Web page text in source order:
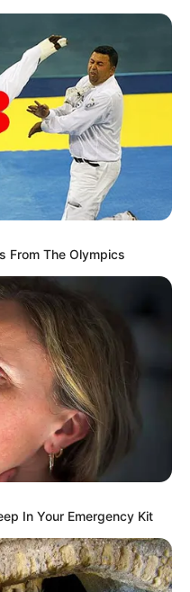
From The Olympics
In Your Emergency Kit